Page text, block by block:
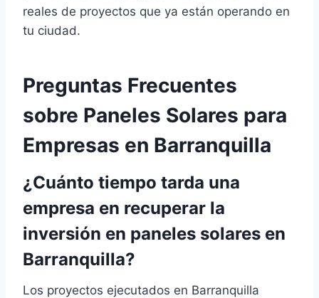
reales de proyectos que ya están operando en
tu ciudad.
Preguntas Frecuentes
sobre Paneles Solares para
Empresas en Barranquilla
¿Cuánto tiempo tarda una
empresa en recuperar la
inversión en paneles solares en
Barranquilla?
Los proyectos ejecutados en Barranquilla